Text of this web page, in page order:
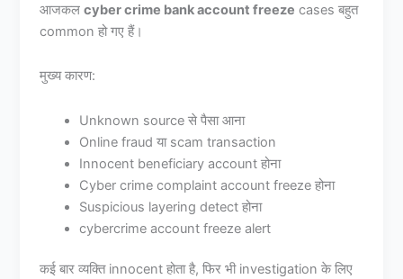
आजकलcyber crime bank account freeze cases बहुत
common हो गए हैं।
मुख्य कारण:
Unknown source से पैसा आना
Online fraud या scam transaction
Innocent beneficiary account होना
Cyber crime complaint account freeze होना
Suspicious layering detect होना
cybercrime account freeze alert
कई बार व्यक्ति innocent होता है, फिर भी investigation के लिए